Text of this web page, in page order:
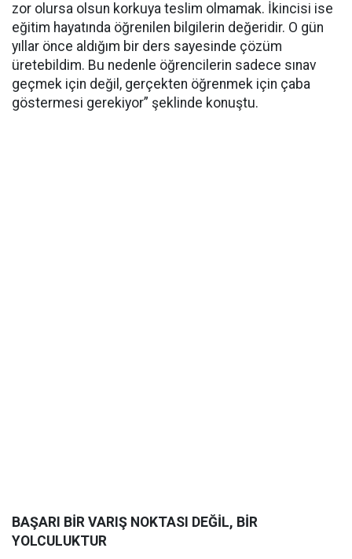
zor olursa olsun korkuya teslim olmamak. İkincisi ise
eğitim hayatında öğrenilen bilgilerin değeridir. O gün
yıllar önce aldığım bir ders sayesinde çözüm
üretebildim. Bu nedenle öğrencilerin sadece sınav
geçmek için değil, gerçekten öğrenmek için çaba
göstermesi gerekiyor” şeklinde konuştu.
BAŞARI BİR VARIŞ NOKTASI DEĞİL, BİR
YOLCULUKTUR